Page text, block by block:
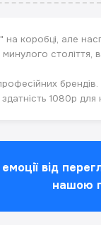
коробці, але
1080p
від
нашою